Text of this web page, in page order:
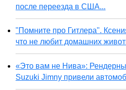
после переезда в США...
"Помните про Гитлера".
что не любит домашних
«Это вам не Нива»:
Suzuki Jimny привели